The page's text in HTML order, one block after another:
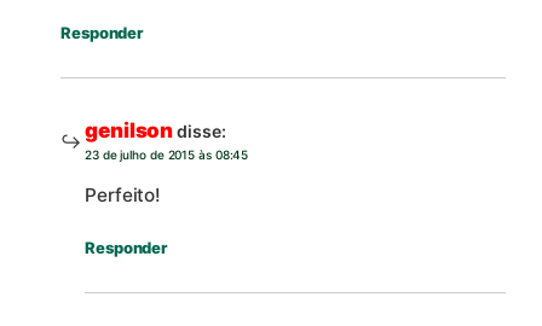
Responder
genilsondisse:
23 de julho de 2015 às 08:45
Perfeito!
Responder